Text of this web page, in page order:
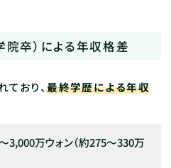
院卒）による年収格差
ており、最終学歴による年収
3,000万ウォン（約275〜330万